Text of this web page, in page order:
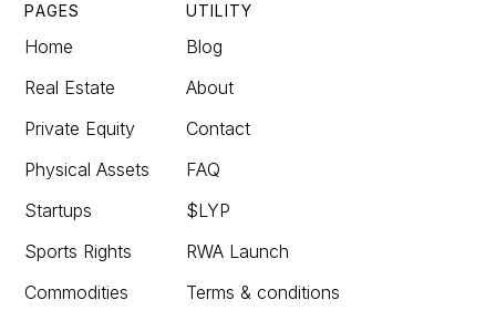
PAGES
Home
Real Estate
Private Equity
Physical Assets
Startups
Sports Rights
Commodities
UTILITY
Blog
About
Contact
FAQ
$LYP
RWA Launch
Terms & conditions